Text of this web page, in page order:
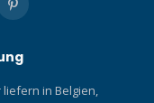
in Belgien,